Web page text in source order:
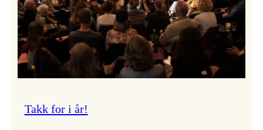
Takk for i år!